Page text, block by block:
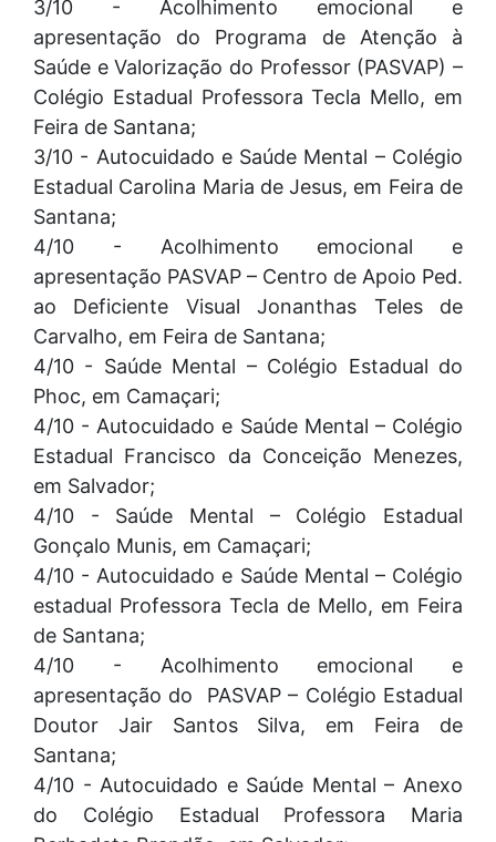
3/10 - Acolhimento emocional e
apresentação do Programa de Atenção à
Saúde e Valorização do Professor (PASVAP) –
Colégio Estadual Professora Tecla Mello, em
Feira de Santana;
3/10 - Autocuidado e Saúde Mental – Colégio
Estadual Carolina Maria de Jesus, em Feira de
Santana;
4/10 - Acolhimento emocional e
apresentação PASVAP – Centro de Apoio Ped.
ao Deficiente Visual Jonanthas Teles de
Carvalho, em Feira de Santana;
4/10 - Saúde Mental – Colégio Estadual do
Phoc, em Camaçari;
4/10 - Autocuidado e Saúde Mental – Colégio
Estadual Francisco da Conceição Menezes,
em Salvador;
4/10 - Saúde Mental – Colégio Estadual
Gonçalo Munis, em Camaçari;
4/10 - Autocuidado e Saúde Mental – Colégio
estadual Professora Tecla de Mello, em Feira
de Santana;
4/10 - Acolhimento emocional e
apresentação do PASVAP – Colégio Estadual
Doutor Jair Santos Silva, em Feira de
Santana;
4/10 - Autocuidado e Saúde Mental – Anexo
do Colégio Estadual Professora Maria